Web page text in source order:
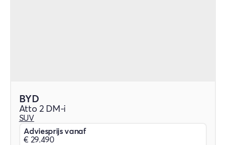
BYD
Atto 2 DM-i
SUV
Adviesprijs vanaf
€ 29.490